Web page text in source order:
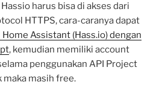
harus bisa di akses dari
HTTPS, cara-caranya dapat
Home Assistant (Hass.io) dengan
, kemudian memiliki account
penggunakan API Project
maka masih free.